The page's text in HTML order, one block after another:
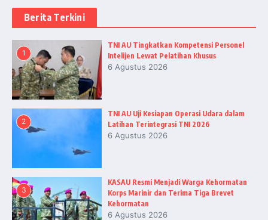
Berita Terkini
1
TNI AU Tingkatkan Kompetensi Personel
Intelijen Lewat Pelatihan Khusus
6 Agustus 2026
2
TNI AU Uji Kesiapan Operasi Udara dalam
Latihan Terintegrasi TNI 2026
6 Agustus 2026
3
KASAU Resmi Menjadi Warga Kehormatan
Korps Marinir dan Terima Tiga Brevet
Kehormatan
6 Agustus 2026